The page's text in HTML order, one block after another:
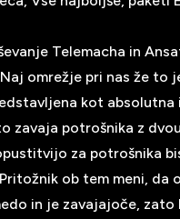
Telemacha in
omrežje pri nas že to
kot absolutna
zavaja potrošnika z
za potrošnika
ob tem meni, da
in je zavajajoče, zato